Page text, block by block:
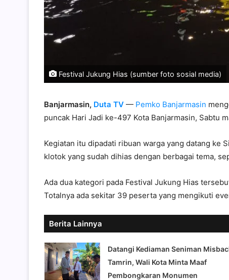
Festival Jukung Hias (sumber foto sosial media)
Banjarmasin, Duta TV — Pemko Banjarmasin
puncak Hari Jadi ke-497 Kota Banjarmasin, Sabtu
Kegiatan itu dipadati ribuan warga yang datang ke
klotok yang sudah dihias dengan berbagai tema,
Ada dua kategori pada Festival Jukung Hias
Totalnya ada sekitar 39 peserta yang mengikuti
Berita Lainnya
Datangi Kediaman Seniman
Tamrin, Wali Kota Minta Maaf
Pembongkaran Monumen